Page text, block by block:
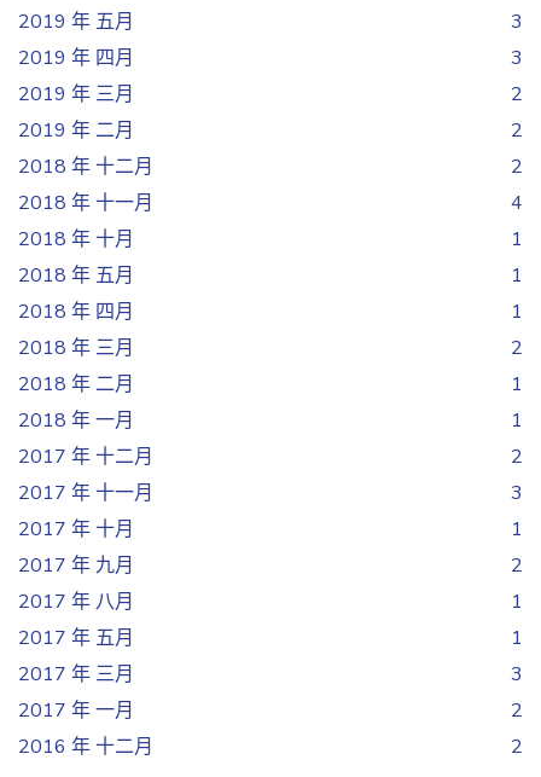
2019 年 五月
3
2019 年 四月
3
2019 年 三月
2
2019 年 二月
2
2018 年 十二月
2
2018 年 十一月
4
2018 年 十月
1
2018 年 五月
1
2018 年 四月
1
2018 年 三月
2
2018 年 二月
1
2018 年 一月
1
2017 年 十二月
2
2017 年 十一月
3
2017 年 十月
1
2017 年 九月
2
2017 年 八月
1
2017 年 五月
1
2017 年 三月
3
2017 年 一月
2
2016 年 十二月
2